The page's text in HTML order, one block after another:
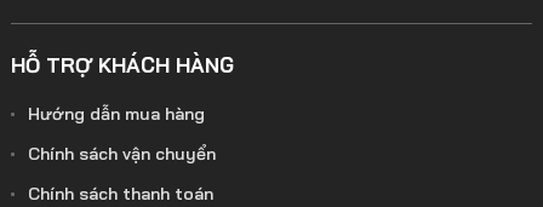
HỖ TRỢ KHÁCH HÀNG
Hướng dẫn mua hàng
Chính sách vận chuyển
Chính sách thanh toán